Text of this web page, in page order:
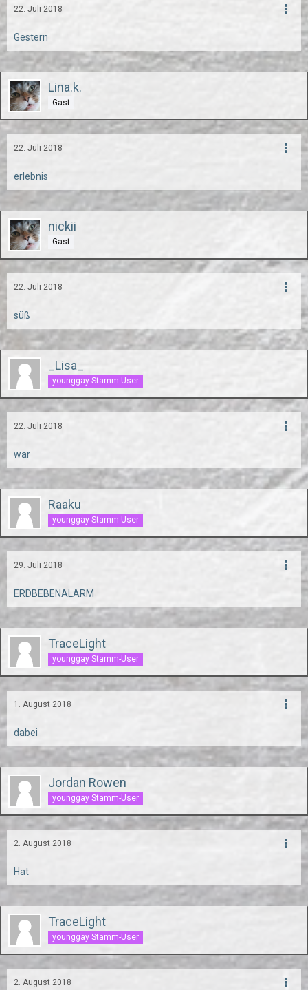
22. Juli 2018
Gestern
Lina.k.
Gast
22. Juli 2018
erlebnis
nickii
Gast
22. Juli 2018
süß
_Lisa_
younggay Stamm-User
22. Juli 2018
war
Raaku
younggay Stamm-User
29. Juli 2018
ERDBEBENALARM
TraceLight
younggay Stamm-User
1. August 2018
dabei
Jordan Rowen
younggay Stamm-User
2. August 2018
Hat
TraceLight
younggay Stamm-User
2. August 2018